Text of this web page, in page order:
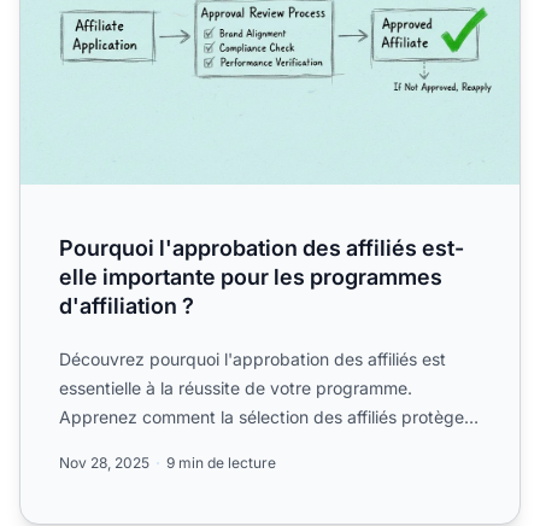
Pourquoi l'approbation des affiliés est-
elle importante pour les programmes
d'affiliation ?
Découvrez pourquoi l'approbation des affiliés est
essentielle à la réussite de votre programme.
Apprenez comment la sélection des affiliés protège
Nov 28, 2025 9 min de lecture